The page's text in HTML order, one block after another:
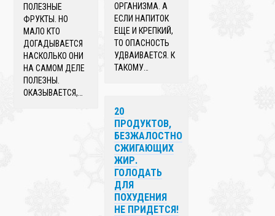
ПОЛЕЗНЫЕ
ФРУКТЫ. НО
МАЛО КТО
ДОГАДЫВАЕТСЯ
НАСКОЛЬКО ОНИ
НА САМОМ ДЕЛЕ
ПОЛЕЗНЫ.
ОКАЗЫВАЕТСЯ,…
ОРГАНИЗМА. А
ЕСЛИ НАПИТОК
ЕЩЕ И КРЕПКИЙ,
ТО ОПАСНОСТЬ
УДВАИВАЕТСЯ. К
ТАКОМУ…
20
ПРОДУКТОВ,
БЕЗЖАЛОСТНО
СЖИГАЮЩИХ
ЖИР.
ГОЛОДАТЬ
ДЛЯ
ПОХУДЕНИЯ
НЕ ПРИДЕТСЯ!